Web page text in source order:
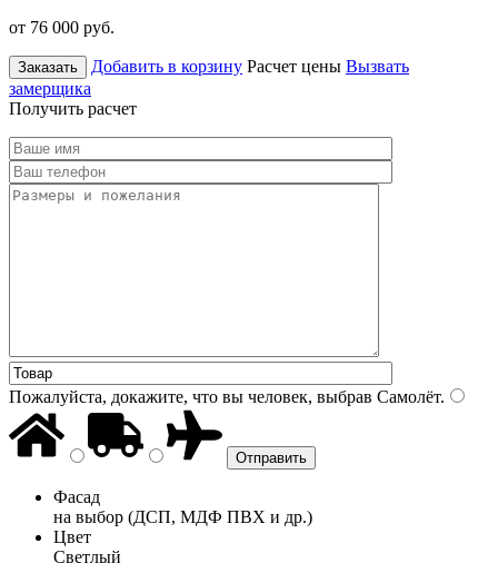
от 76 000 руб.
Заказать Добавить в корзину Расчет цены Вызвать
замерщика
Получить расчет
Пожалуйста, докажите, что вы человек, выбрав Самолёт.
Фасад
на выбор (ДСП, МДФ ПВХ и др.)
Цвет
Светлый